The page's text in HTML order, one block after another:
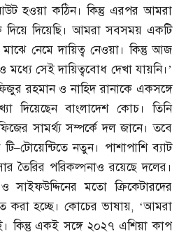
হওয়া কঠিন। কিন্তু এরপর আমরা
দিয়ে দিয়েছি। আমরা সবসময় একটি
মাঝে নেমে দায়িত্ব নেওয়া। কিন্তু আজ
সেই দায়িত্ববোধ দেখা যায়নি।’
রহমান ও নাহিদ রানাকে একসঙ্গে
দিয়েছেন বাংলাদেশ কোচ। তিনি
সামর্থ্য সম্পর্কে দল জানে। তবে
–টোয়েন্টিতে নতুন। পাশাপাশি ব্যাট
তৈরির পরিকল্পনাও রয়েছে দলের।
মতো ক্রিকেটারদের
করা হচ্ছে। কোচের ভাষায়, ‘আমরা
কিন্তু একই সঙ্গে ২০২৭ এশিয়া কাপ